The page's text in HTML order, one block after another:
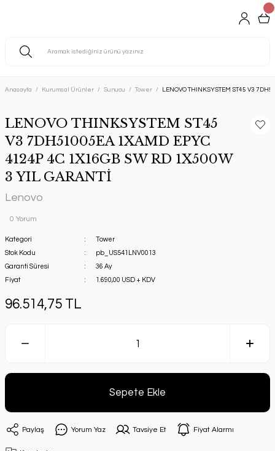
Anasayfa Kurumsal Ürünler Sunucu Tower LENOVO THINKSYSTEM ST45 V3
LENOVO THINKSYSTEM ST45
V3 7DH51005EA 1XAMD EPYC
4124P 4C 1X16GB SW RD 1X500W
3 YIL GARANTİ
Lenovo
0 Yorum
Kategori
Tower
Stok Kodu
pb_US541LNV0013
Garanti Süresi
36 Ay
Fiyat
1.690,00 USD + KDV
96.514,75 TL
Sepete Ekle
Paylaş Yorum Yaz Tavsiye Et Fiyat Alarmı